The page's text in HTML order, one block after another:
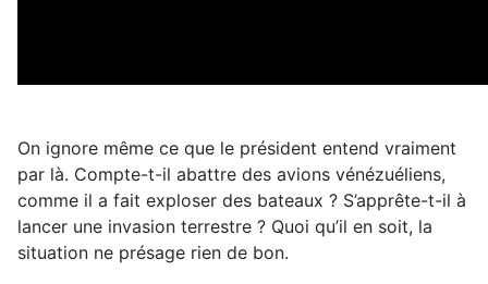
On ignore même ce que le président entend vraiment
par là. Compte-t-il abattre des avions vénézuéliens,
comme il a fait exploser des bateaux ? S’apprête-t-il à
lancer une invasion terrestre ? Quoi qu’il en soit, la
situation ne présage rien de bon.